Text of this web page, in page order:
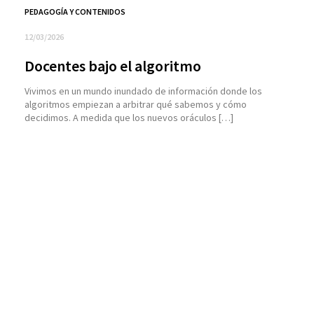
PEDAGOGÍA Y CONTENIDOS
12/03/2026
Docentes bajo el algoritmo
Vivimos en un mundo inundado de información donde los
algoritmos empiezan a arbitrar qué sabemos y cómo
decidimos. A medida que los nuevos oráculos […]